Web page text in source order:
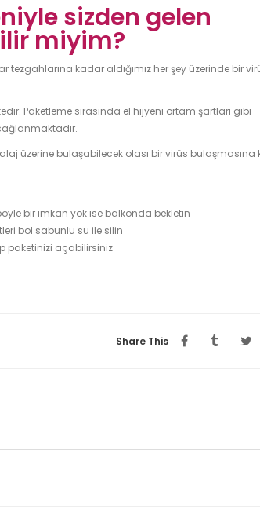
sizden gelen
miyim?
tezgahlarına kadar aldığımız her şey üzerinde bir
Paketleme sırasında el hijyeni ortam şartları gibi
üzerine bulaşabilecek olası bir virüs bulaşmasına
bir imkan yok ise balkonda bekletin
bol sabunlu su ile silin
paketinizi açabilirsiniz
Share This